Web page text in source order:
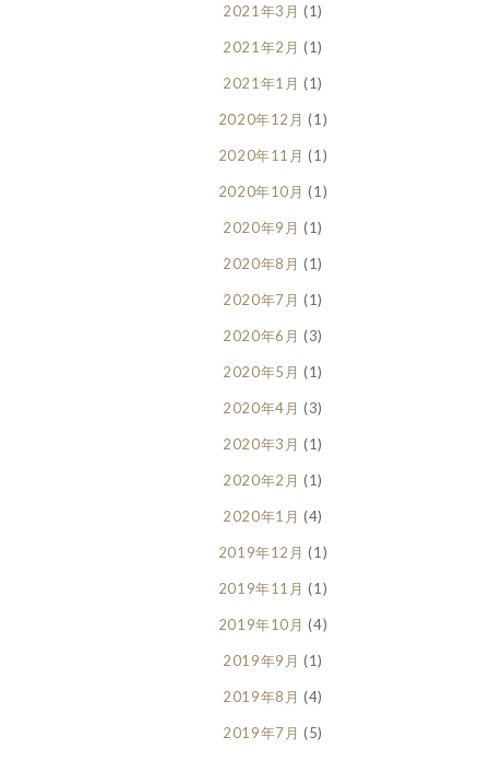
2021年3月 (1)
2021年2月 (1)
2021年1月 (1)
2020年12月 (1)
2020年11月 (1)
2020年10月 (1)
2020年9月 (1)
2020年8月 (1)
2020年7月 (1)
2020年6月 (3)
2020年5月 (1)
2020年4月 (3)
2020年3月 (1)
2020年2月 (1)
2020年1月 (4)
2019年12月 (1)
2019年11月 (1)
2019年10月 (4)
2019年9月 (1)
2019年8月 (4)
2019年7月 (5)